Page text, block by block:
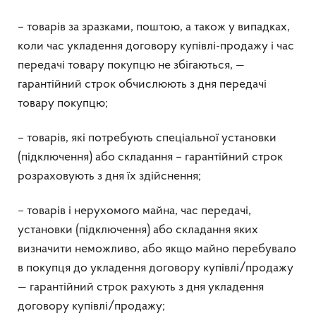
– товарів за зразками, поштою, а також у випадках,
коли час укладення договору купівлі-продажу і час
передачі товару покупцю не збігаються, —
гарантійний строк обчислюють з дня передачі
товару покупцю;
– товарів, які потребують спеціальної установки
(підключення) або складання – гарантійний строк
розраховують з дня їх здійснення;
– товарів і нерухомого майна, час передачі,
установки (підключення) або складання яких
визначити неможливо, або якщо майно перебувало
в покупця до укладення договору купівлі/продажу
— гарантійний строк рахують з дня укладення
договору купівлі/продажу;